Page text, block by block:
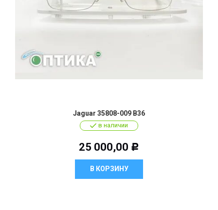
Jaguar 35808-009 B36
в наличии
25 000,00 Р
В КОРЗИНУ